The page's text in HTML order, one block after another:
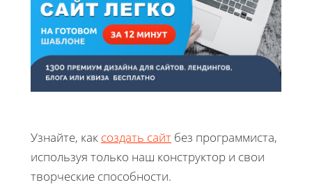
Узнайте, как создать сайт без программиста,
используя только наш конструктор и свои
творческие способности.